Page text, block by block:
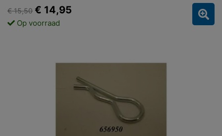
€ 15,50 € 14,95
Op voorraad